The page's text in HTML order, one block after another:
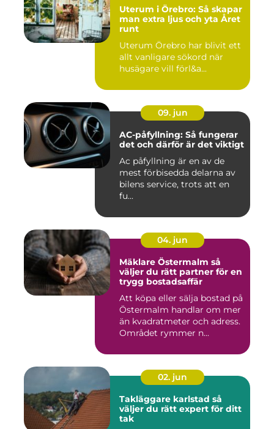
Uterum i Örebro: Så skapar
man extra ljus och yta Året
runt
Uterum Örebro har blivit ett
allt vanligare sökord när
husägare vill förl&a...
09. jun
AC-påfyllning: Så fungerar
det och därför är det viktigt
Ac påfyllning är en av de
mest förbisedda delarna av
bilens service, trots att en
fu...
04. jun
Mäklare Östermalm så
väljer du rätt partner för en
trygg bostadsaffär
Att köpa eller sälja bostad på
Östermalm handlar om mer
än kvadratmeter och adress.
Området rymmer n...
02. jun
Takläggare karlstad så
väljer du rätt expert för ditt
tak